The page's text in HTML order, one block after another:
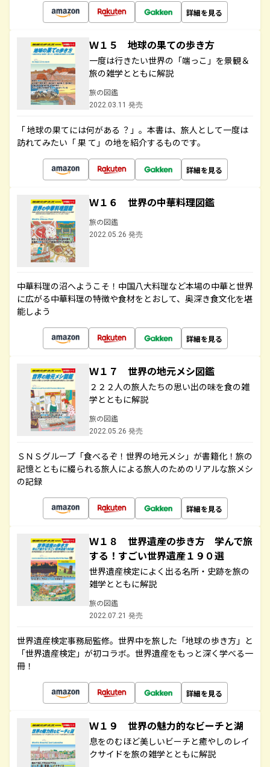
詳細を見る
Ｗ１５ 地球の果ての歩き方
一度は行きたい世界の「端っこ」を景観＆
旅の雑学とともに解説
旅の図鑑
2022.03.11 発売
「 地球の果てには何がある ？」。本書は、旅人として一度は
訪れてみたい「 果 て」の地を紹介するものです。
詳細を見る
Ｗ１６ 世界の中華料理図鑑
旅の図鑑
2022.05.26 発売
中華料理の沼へようこそ！中国八大料理など本場の中華と世界
に広がる中華料理の特徴や食材をとおして、奥深き食文化を堪
能しよう
詳細を見る
Ｗ１７ 世界の地元メシ図鑑
２２２人の旅人たちの思い出の味を食の雑
学とともに解説
旅の図鑑
2022.05.26 発売
ＳＮＳグループ「食べるぞ！世界の地元メシ」が書籍化！旅の
記憶とともに綴られる旅人による旅人のためのリアルな旅メシ
の記録
詳細を見る
Ｗ１８ 世界遺産の歩き方 学んで旅
する！すごい世界遺産１９０選
世界遺産検定によく出る名所・史跡を旅の
雑学とともに解説
旅の図鑑
2022.07.21 発売
世界遺産検定事務局監修。世界中を旅した「地球の歩き方」と
「世界遺産検定」が初コラボ。世界遺産をもっと深く学べる一
冊！
詳細を見る
Ｗ１９ 世界の魅力的なビーチと湖
息をのむほど美しいビーチと癒やしのレイ
クサイドを旅の雑学とともに解説